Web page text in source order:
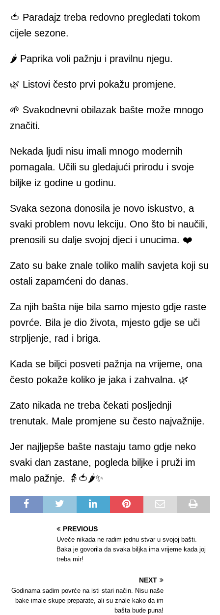
🍅 Paradajz treba redovno pregledati tokom
cijele sezone.
🌶 Paprika voli pažnju i pravilnu njegu.
🌿 Listovi često prvi pokažu promjene.
🌱 Svakodnevni obilazak bašte može mnogo
značiti.
Nekada ljudi nisu imali mnogo modernih
pomagala. Učili su gledajući prirodu i svoje
biljke iz godine u godinu.
Svaka sezona donosila je novo iskustvo, a
svaki problem novu lekciju. Ono što bi naučili,
prenosili su dalje svojoj djeci i unucima. ❤️
Zato su bake znale toliko malih savjeta koji su
ostali zapamćeni do danas.
Za njih bašta nije bila samo mjesto gdje raste
povrće. Bila je dio života, mjesto gdje se uči
strpljenje, rad i briga.
Kada se biljci posveti pažnja na vrijeme, ona
često pokaže koliko je jaka i zahvalna. 🌿
Zato nikada ne treba čekati posljednji
trenutak. Male promjene su često najvažnije.
Jer najljepše bašte nastaju tamo gdje neko
svaki dan zastane, pogleda biljke i pruži im
malo pažnje. 👵🍅🌶✨
PREVIOUS
Uveče nikada ne radim jednu stvar u svojoj bašti.
Baka je govorila da svaka biljka ima vrijeme kada joj
treba mir!
NEXT
Godinama sadim povrće na isti stari način. Nisu naše
bake imale skupe preparate, ali su znale kako da im
bašta bude puna!